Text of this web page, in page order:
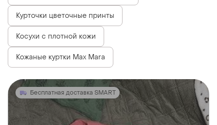
Курточки цветочные принты
Косухи с плотной кожи
Кожаные куртки Max Mara
Бесплатная доставка SMART